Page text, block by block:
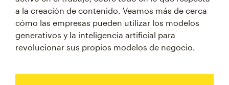
a la creación de contenido. Veamos más de cerca
cómo las empresas pueden utilizar los modelos
generativos y la inteligencia artificial para
revolucionar sus propios modelos de negocio.